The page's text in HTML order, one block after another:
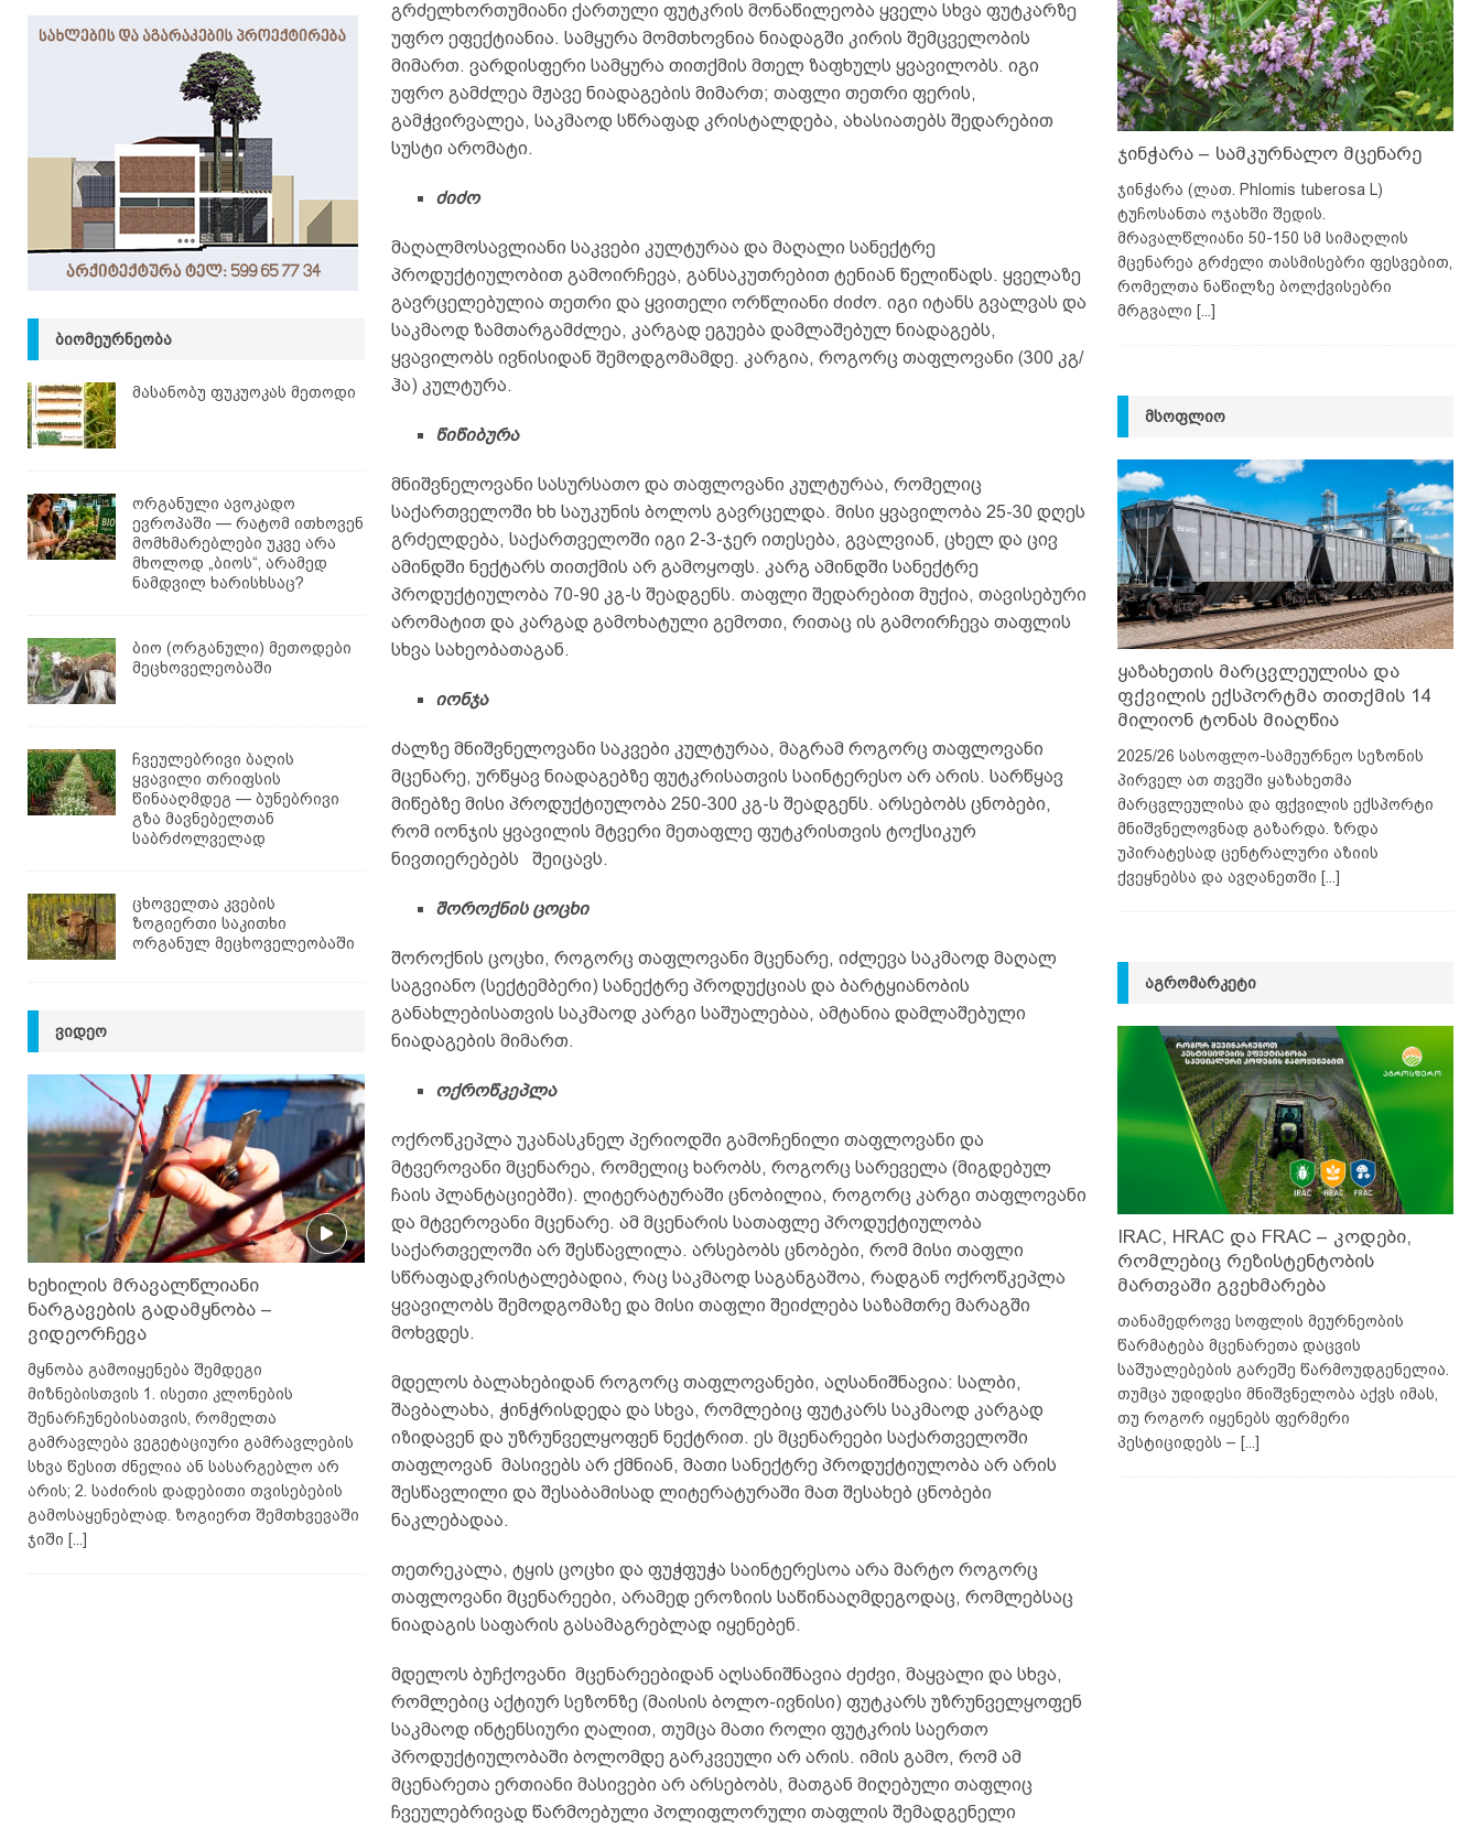
გრძელხორთუმიანი ქართული ფუტკრის მონაწილეობა ყველა სხვა ფუტკარზე
უფრო ეფექტიანია. სამყურა მომთხოვნია ნიადაგში კირის შემცველობის
მიმართ. ვარდისფერი სამყურა თითქმის მთელ ზაფხულს ყვავილობს. იგი
უფრო გამძლეა მჟავე ნიადაგების მიმართ; თაფლი თეთრი ფერის,
გამჭვირვალეა, საკმაოდ სწრაფად კრისტალდება, ახასიათებს შედარებით
სუსტი არომატი.
ძიძო
მაღალმოსავლიანი საკვები კულტურაა და მაღალი სანექტრე
პროდუქტიულობით გამოირჩევა, განსაკუთრებით ტენიან წელიწადს. ყველაზე
გავრცელებულია თეთრი და ყვითელი ორწლიანი ძიძო. იგი იტანს გვალვას და
საკმაოდ ზამთარგამძლეა, კარგად ეგუება დამლაშებულ ნიადაგებს,
ყვავილობს ივნისიდან შემოდგომამდე. კარგია, როგორც თაფლოვანი (300 კგ/
ჰა) კულტურა.
წიწიბურა
მნიშვნელოვანი სასურსათო და თაფლოვანი კულტურაა, რომელიც
საქართველოში ხხ საუკუნის ბოლოს გავრცელდა. მისი ყვავილობა 25-30 დღეს
გრძელდება, საქართველოში იგი 2-3-ჯერ ითესება, გვალვიან, ცხელ და ცივ
ამინდში ნექტარს თითქმის არ გამოყოფს. კარგ ამინდში სანექტრე
პროდუქტიულობა 70-90 კგ-ს შეადგენს. თაფლი შედარებით მუქია, თავისებური
არომატით და კარგად გამოხატული გემოთი, რითაც ის გამოირჩევა თაფლის
სხვა სახეობათაგან.
იონჯა
ძალზე მნიშვნელოვანი საკვები კულტურაა, მაგრამ როგორც თაფლოვანი
მცენარე, ურწყავ ნიადაგებზე ფუტკრისათვის საინტერესო არ არის. სარწყავ
მიწებზე მისი პროდუქტიულობა 250-300 კგ-ს შეადგენს. არსებობს ცნობები,
რომ იონჯის ყვავილის მტვერი მეთაფლე ფუტკრისთვის ტოქსიკურ
ნივთიერებებს შეიცავს.
შოროქნისცოცხი
შოროქნის ცოცხი, როგორც თაფლოვანი მცენარე, იძლევა საკმაოდ მაღალ
საგვიანო (სექტემბერი) სანექტრე პროდუქციას და ბარტყიანობის
განახლებისათვის საკმაოდ კარგი საშუალებაა, ამტანია დამლაშებული
ნიადაგების მიმართ.
ოქროწკეპლა
ოქროწკეპლა უკანასკნელ პერიოდში გამოჩენილი თაფლოვანი და
მტვეროვანი მცენარეა, რომელიც ხარობს, როგორც სარეველა (მიგდებულ
ჩაის პლანტაციებში). ლიტერატურაში ცნობილია, როგორც კარგი თაფლოვანი
და მტვეროვანი მცენარე. ამ მცენარის სათაფლე პროდუქტიულობა
საქართველოში არ შესწავლილა. არსებობს ცნობები, რომ მისი თაფლი
სწრაფადკრისტალებადია, რაც საკმაოდ საგანგაშოა, რადგან ოქროწკეპლა
ყვავილობს შემოდგომაზე და მისი თაფლი შეიძლება საზამთრე მარაგში
მოხვდეს.
მდელოს ბალახებიდან როგორც თაფლოვანები, აღსანიშნავია: სალბი,
შავბალახა, ჭინჭრისდედა და სხვა, რომლებიც ფუტკარს საკმაოდ კარგად
იზიდავენ და უზრუნველყოფენ ნექტრით. ეს მცენარეები საქართველოში
თაფლოვან მასივებს არ ქმნიან, მათი სანექტრე პროდუქტიულობა არ არის
შესწავლილი და შესაბამისად ლიტერატურაში მათ შესახებ ცნობები
ნაკლებადაა.
თეთრეკალა, ტყის ცოცხი და ფუჭფუჭა საინტერესოა არა მარტო როგორც
თაფლოვანი მცენარეები, არამედ ეროზიის საწინააღმდეგოდაც, რომლებსაც
ნიადაგის საფარის გასამაგრებლად იყენებენ.
მდელოს ბუჩქოვანი მცენარეებიდან აღსანიშნავია ძეძვი, მაყვალი და სხვა,
რომლებიც აქტიურ სეზონზე (მაისის ბოლო-ივნისი) ფუტკარს უზრუნველყოფენ
საკმაოდ ინტენსიური ღალით, თუმცა მათი როლი ფუტკრის საერთო
პროდუქტიულობაში ბოლომდე გარკვეული არ არის. იმის გამო, რომ ამ
მცენარეთა ერთიანი მასივები არ არსებობს, მათგან მიღებული თაფლიც
ჩვეულებრივად წარმოებული პოლიფლორული თაფლის შემადგენელი
ᲑᲘᲝᲛᲔᲣᲠᲜᲔᲝᲑᲐ
მასანობუ ფუკუოკას მეთოდი
ორგანული ავოკადო
ევროპაში — რატომ ითხოვენ
მომხმარებლები უკვე არა
მხოლოდ „ბიოს“, არამედ
ნამდვილ ხარისხსაც?
ბიო (ორგანული) მეთოდები
მეცხოველეობაში
ჩვეულებრივი ბაღის
ყვავილი თრიფსის
წინააღმდეგ — ბუნებრივი
გზა მავნებელთან
საბრძოლველად
ცხოველთა კვების
ზოგიერთი საკითხი
ორგანულ მეცხოველეობაში
ᲕᲘᲓᲔᲝ
ხეხილის მრავალწლიანი
ნარგავების გადამყნობა –
ვიდეორჩევა
მყნობა გამოიყენება შემდეგი
მიზნებისთვის 1. ისეთი კლონების
შენარჩუნებისათვის, რომელთა
გამრავლება ვეგეტაციური გამრავლების
სხვა წესით ძნელია ან სასარგებლო არ
არის; 2. საძირის დადებითი თვისებების
გამოსაყენებლად. ზოგიერთ შემთხვევაში
ჯიში [...]
ჯინჭარა – სამკურნალო მცენარე
ჯინჭარა (ლათ. Phlomis tuberosa L)
ტუჩოსანთა ოჯახში შედის.
მრავალწლიანი 50-150 სმ სიმაღლის
მცენარეა გრძელი თასმისებრი ფესვებით,
რომელთა ნაწილზე ბოლქვისებრი
მრგვალი [...]
ᲛᲡᲝᲤᲚᲘᲝ
ყაზახეთის მარცვლეულისა და
ფქვილის ექსპორტმა თითქმის 14
მილიონ ტონას მიაღწია
2025/26 სასოფლო-სამეურნეო სეზონის
პირველ ათ თვეში ყაზახეთმა
მარცვლეულისა და ფქვილის ექსპორტი
მნიშვნელოვნად გაზარდა. ზრდა
უპირატესად ცენტრალური აზიის
ქვეყნებსა და ავღანეთში [...]
ᲐᲒᲠᲝᲛᲐᲠᲙᲔᲢᲘ
IRAC, HRAC და FRAC – კოდები,
რომლებიც რეზისტენტობის
მართვაში გვეხმარება
თანამედროვე სოფლის მეურნეობის
წარმატება მცენარეთა დაცვის
საშუალებების გარეშე წარმოუდგენელია.
თუმცა უდიდესი მნიშვნელობა აქვს იმას,
თუ როგორ იყენებს ფერმერი
პესტიციდებს – [...]